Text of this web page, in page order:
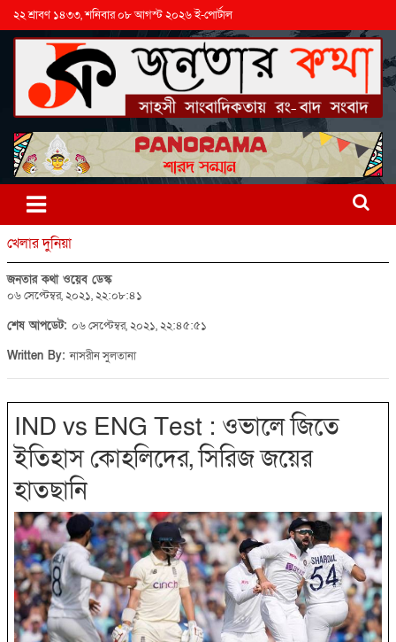
২২ শ্রাবণ ১৪৩৩, শনিবার ০৮ আগস্ট ২০২৬ ই-পোর্টাল
খেলার দুনিয়া
জনতার কথা ওয়েব ডেস্ক
০৬ সেপ্টেম্বর, ২০২১, ২২:০৮:৪১
শেষ আপডেট: ০৬ সেপ্টেম্বর, ২০২১, ২২:৪৫:৫১
Written By:নাসরীন সুলতানা
IND vs ENG Test : ওভালে জিতে
ইতিহাস কোহলিদের, সিরিজ জয়ের
হাতছানি